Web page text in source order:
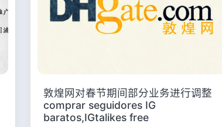
敦煌网对春节期间部分业务进行调整
comprar seguidores IG
baratos,IGtalikes free